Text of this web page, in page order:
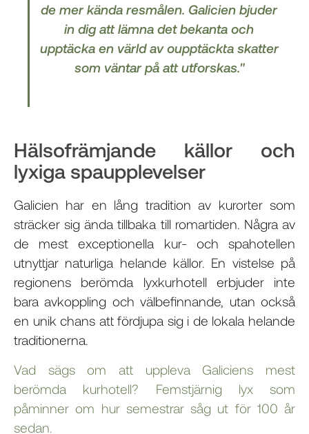
de mer kända resmålen. Galicien bjuder
in dig att lämna det bekanta och
upptäcka en värld av oupptäckta skatter
som väntar på att utforskas."
Hälsofrämjande källor och
lyxiga spaupplevelser
Galicien har en lång tradition av kurorter som
sträcker sig ända tillbaka till romartiden. Några av
de mest exceptionella kur- och spahotellen
utnyttjar naturliga helande källor. En vistelse på
regionens berömda lyxkurhotell erbjuder inte
bara avkoppling och välbefinnande, utan också
en unik chans att fördjupa sig i de lokala helande
traditionerna.
Vad sägs om att uppleva Galiciens mest
berömda kurhotell? Femstjärnig lyx som
påminner om hur semestrar såg ut för 100 år
sedan.